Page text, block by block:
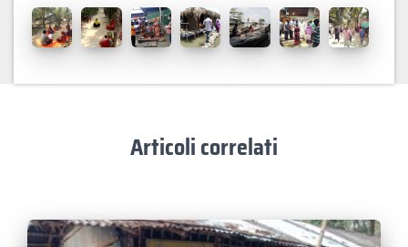
Articoli correlati